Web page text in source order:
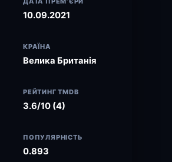
10.09.2021
КРАЇНА
Велика Британія
РЕЙТИНГ TMDB
3.6/10 (4)
ПОПУЛЯРНІСТЬ
0.893